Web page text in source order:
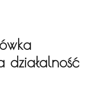
działalność